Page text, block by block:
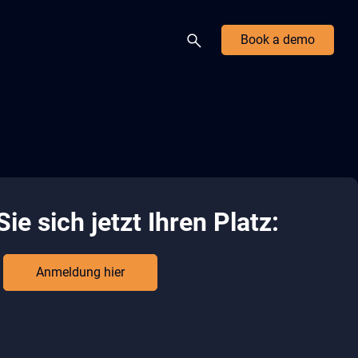
Book a demo
sich jetzt Ihren Platz:
Anmeldung hier